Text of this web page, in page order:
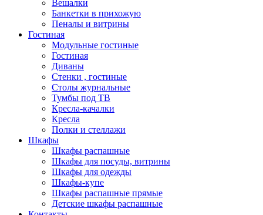
Вешалки
Банкетки в прихожую
Пеналы и витрины
Гостиная
Модульные гостиные
Гостиная
Диваны
Стенки , гостиные
Столы журнальные
Тумбы под ТВ
Кресла-качалки
Кресла
Полки и стеллажи
Шкафы
Шкафы распашные
Шкафы для посуды, витрины
Шкафы для одежды
Шкафы-купе
Шкафы распашные прямые
Детские шкафы распашные